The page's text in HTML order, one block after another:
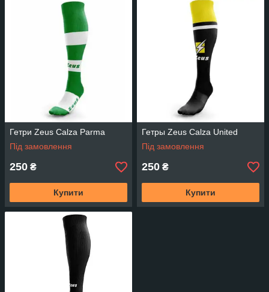
Гетри Zeus Calza Parma
Під замовлення
250 ₴
Купити
Гетры Zeus Calza United
Під замовлення
250 ₴
Купити